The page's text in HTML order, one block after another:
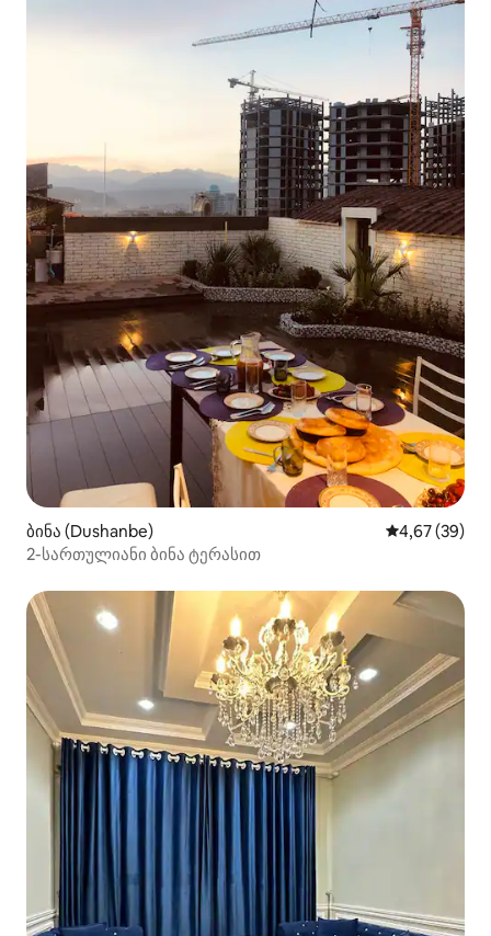
ბინა (Dushanbe) საშუალო
4,67 (39)
2-სართულიანი ბინა ტერასით